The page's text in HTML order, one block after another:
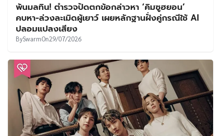
พ้นมลทิน! ตำรวจปัดตกข้อกล่าวหา ‘คิมซูฮยอน’
คบหา-ล่วงละเมิดผู้เยาว์ เผยหลักฐานฝั่งคู่กรณีใช้ AI
ปลอมแปลงเสียง
BySwarmOn29/07/2026